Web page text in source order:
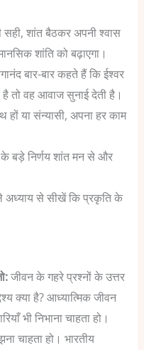
शांत बैठकर अपनी श्वास
शांति को बढ़ाएगा।
बार-बार कहते हैं कि ईश्वर
तो वह आवाज सुनाई देती है।
या संन्यासी, अपना हर काम
बड़े निर्णय शांत मन से और
अध्याय से सीखें कि प्रकृति के
जीवन के गहरे प्रश्नों के उत्तर
क्या है?आध्यात्मिक जीवन
भी निभाना चाहता हो।
चाहता हो। भारतीय